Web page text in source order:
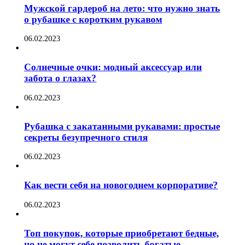
Мужской гардероб на лето: что нужно знать
о рубашке с коротким рукавом
06.02.2023
Солнечные очки: модный аксессуар или
забота о глазах?
06.02.2023
Рубашка с закатанными рукавами: простые
секреты безупречного стиля
06.02.2023
Как вести себя на новогоднем корпоративе?
06.02.2023
Топ покупок, которые приобретают бедные,